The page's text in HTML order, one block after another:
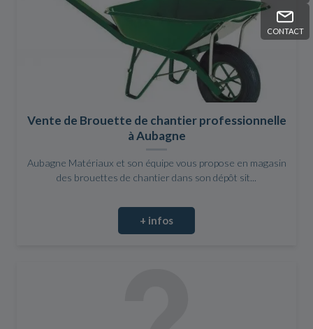
CONTACT
Vente de Brouette de chantier professionnelle
à Aubagne
Aubagne Matériaux et son équipe vous propose en magasin
des brouettes de chantier dans son dépôt sit...
+ infos